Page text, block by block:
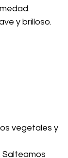
y brilloso.
vegetales y
Salteamos